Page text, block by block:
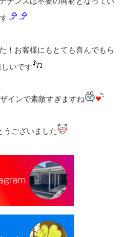
！お客様にもとても喜んでもら
しいです
インで素敵すぎますね
うございました